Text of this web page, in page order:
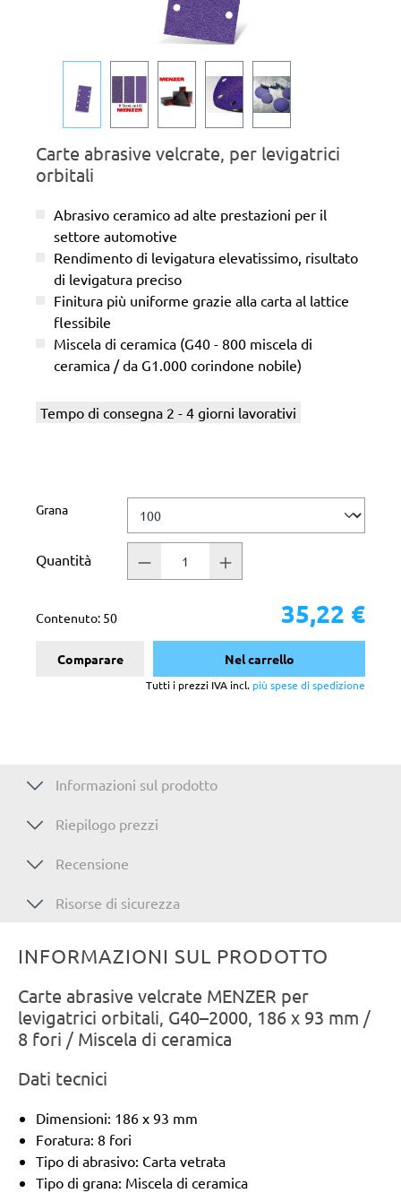
Carte abrasive velcrate, per levigatrici
orbitali
Abrasivo ceramico ad alte prestazioni per il
settore automotive
Rendimento di levigatura elevatissimo, risultato
di levigatura preciso
Finitura più uniforme grazie alla carta al lattice
flessibile
Miscela di ceramica (G40 - 800 miscela di
ceramica / da G1.000 corindone nobile)
Tempo di consegna 2 - 4 giorni lavorativi
Seleziona
Grana
Quantità
Contenuto: 50 35,22 €
Comparare Nel carrello
Tutti i prezzi IVA incl. più spese di spedizione
Informazioni sul prodotto
Riepilogo prezzi
Recensione
Risorse di sicurezza
INFORMAZIONI SUL PRODOTTO
Carte abrasive velcrate MENZER per
levigatrici orbitali, G40–2000, 186 x 93 mm /
8 fori / Miscela di ceramica
Dati tecnici
Dimensioni: 186 x 93 mm
Foratura: 8 fori
Tipo di abrasivo: Carta vetrata
Tipo di grana: Miscela di ceramica